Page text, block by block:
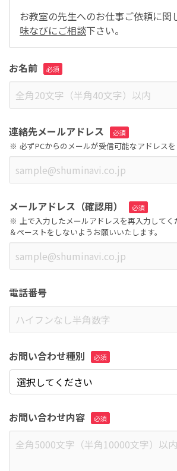
お教室の先生へのお仕事ご依頼に関
味なびにご相談下さい。
お名前
連絡先メールアドレス
必ずPCからのメールが受信可能なアドレス
メールアドレス（確認用）
上で入力したメールアドレスを再入力して
＆ペーストをしないようお願いいたします。
電話番号
お問い合わせ種別
お問い合わせ内容